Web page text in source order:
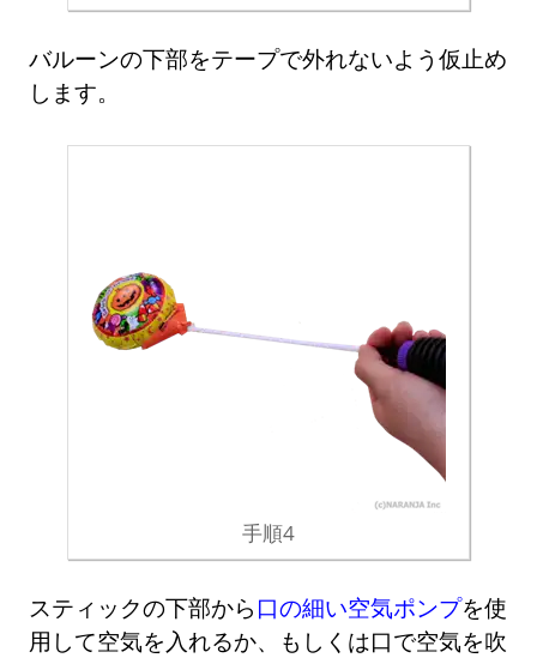
バルーンの下部をテープで外れないよう仮止め
します。
手順4
スティックの下部から 口の細い空気ポンプを使
用して空気を入れるか、もしくは口で空気を吹